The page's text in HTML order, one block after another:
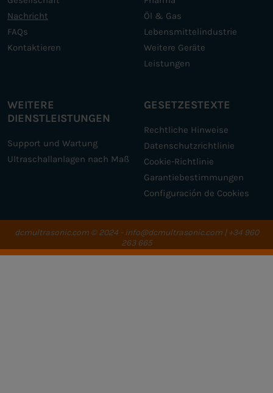
Nachricht
FAQs
Kontaktieren
Öl & Gas
Lebensmittelindustrie
Weitere Geräte
Leistungen
WEITERE
DIENSTLEISTUNGEN
Support und Wartung
Ultraschallanlagen nach Maß
GESETZESTEXTE
Rechtliche Hinweise
Datenschutzrichtlinie
Cookie-Richtlinie
Garantiebestimmungen
Configuración de Cookies
dcmultrasonic.com© 2024 - info@dcmultrasonic.com | +34 960
263 665